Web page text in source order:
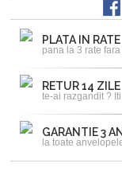
PLATA IN RATE
pana la 3 rate
RETUR 14 ZILE
te-ai razgandit ?
GARANTIE 3 ANI
la toate